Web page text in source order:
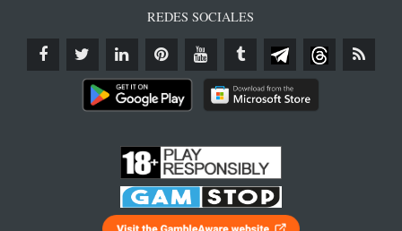
REDES SOCIALES